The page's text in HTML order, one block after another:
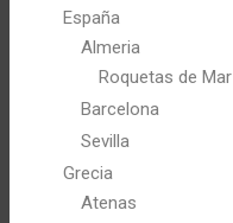
España
Almeria
Roquetas de Mar
Barcelona
Sevilla
Grecia
Atenas